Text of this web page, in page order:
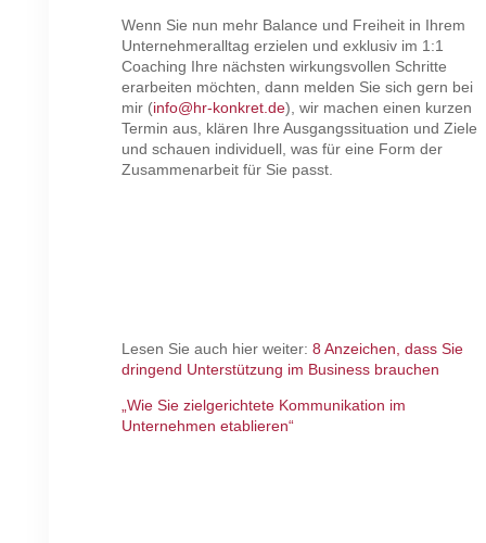
Wenn Sie nun mehr Balance und Freiheit in Ihrem
Unternehmeralltag erzielen und exklusiv im 1:1
Coaching Ihre nächsten wirkungsvollen Schritte
erarbeiten möchten, dann melden Sie sich gern bei
mir (info@hr-konkret.de), wir machen einen kurzen
Termin aus, klären Ihre Ausgangssituation und Ziele
und schauen individuell, was für eine Form der
Zusammenarbeit für Sie passt.
Lesen Sie auch hier weiter: 8 Anzeichen, dass Sie
dringend Unterstützung im Business brauchen
„Wie Sie zielgerichtete Kommunikation im
Unternehmen etablieren“